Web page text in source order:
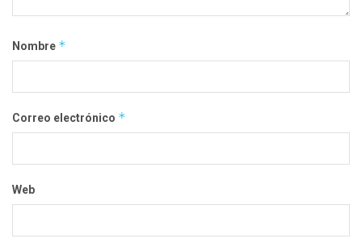
Nombre *
Correo electrónico *
Web